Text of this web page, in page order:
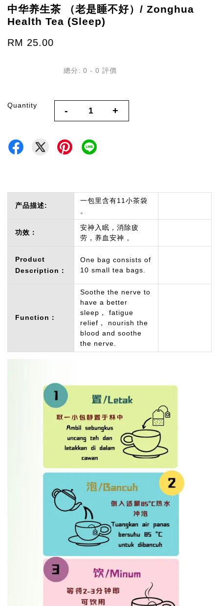
中华养生茶 （老是睡不好）/ Zonghua
Health Tea (Sleep)
RM 25.00
總分: 0 - 0 評價
Quantity - +
产品描述:
一包里含有11小茶袋
。
功效：
安神入眠，消除疲
劳，养血安神 。
Product
Description：
One bag consists of
10 small tea bags.
Function：
Soothe the nerve to
have a better
sleep， fatigue
relief， nourish the
blood and soothe
the nerve.